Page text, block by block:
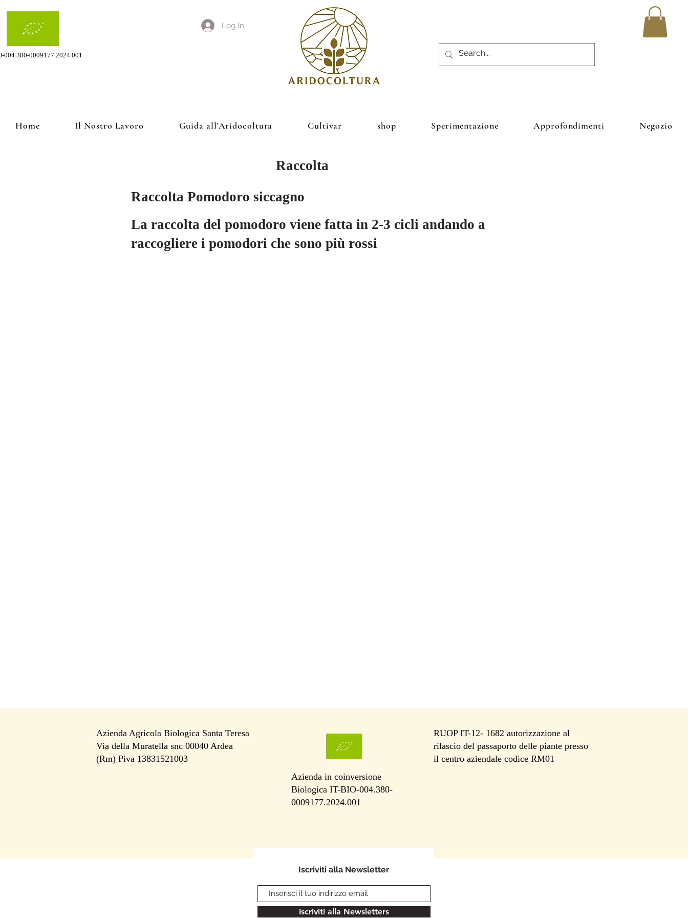
Log In
004.380-0009177.2024.001
Raccolta
Raccolta Pomodoro siccagno
La raccolta del pomodoro viene fatta in 2-3 cicli andando a
raccogliere i pomodori che sono più rossi
Home Il Nostro Lavoro Guida all'Aridocoltura Cultivar shop Sperimentazione Approfondimenti Negozio
i
Azienda Agricola Biologica Santa Teresa
Via della Muratella snc 00040 Ardea
(Rm) Piva 13831521003
RUOP IT-12- 1682 autorizzazione al
rilascio del passaporto delle piante presso
il centro aziendale codice RM01
Azienda in coinversione
Biologica IT-BIO-004.380-
0009177.2024.001
Iscriviti alla Newsletter
Iscriviti alla Newsletters